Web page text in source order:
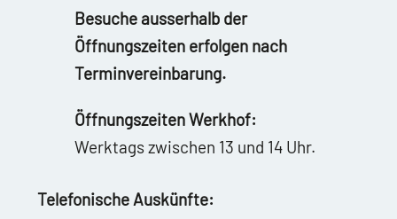
Besuche ausserhalb der
Öffnungszeiten erfolgen nach
Terminvereinbarung.
Öffnungszeiten Werkhof:
Werktags zwischen 13 und 14 Uhr.
Telefonische Auskünfte: